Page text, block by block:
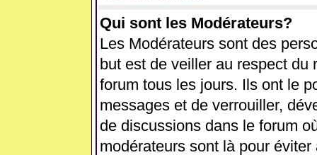
Qui sont les Modérateurs?
Les Modérateurs sont des
but est de veiller au respect du
forum tous les jours. Ils ont le
messages et de verrouiller,
de discussions dans le forum
modérateurs sont là pour